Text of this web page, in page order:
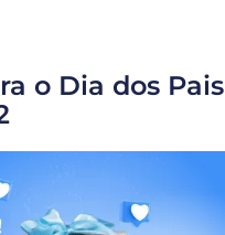
o Dia dos Pais